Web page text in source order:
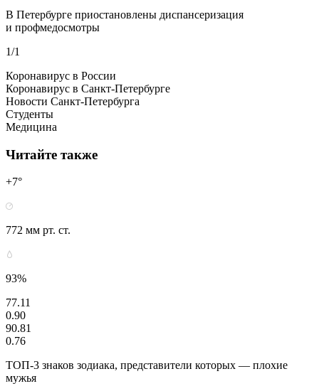
В Петербурге приостановлены диспансеризация
и профмедосмотры
1/1
Коронавирус в России
Коронавирус в Санкт-Петербурге
Новости Санкт-Петербурга
Студенты
Медицина
Читайте также
+7°
772 мм рт. ст.
93%
77.11
0.90
90.81
0.76
ТОП-3 знаков зодиака, представители которых — плохие
мужья